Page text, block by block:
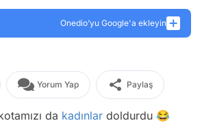
Onedio’yu Google'a ekleyin
Yorum Yap Paylaş
da kadınlar doldurdu 😂